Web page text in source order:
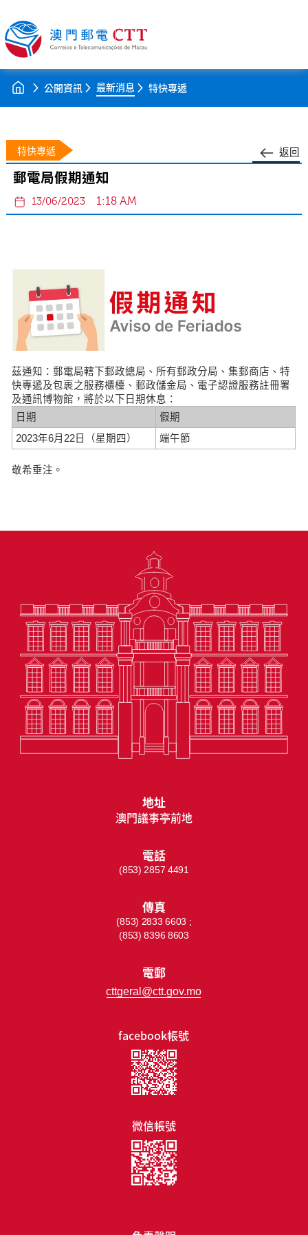
公開資訊 最新消息 特快專遞
返回
特快專遞
郵電局假期通知
13/06/2023 1:18 AM
茲通知：郵電局轄下郵政總局、所有郵政分局、集郵商店、特
快專遞及包裹之服務櫃檯、郵政儲金局、電子認證服務註冊署
及通訊博物館，將於以下日期休息：
日期
假期
2023年6月22日（星期四）
端午節
敬希垂注。
facebook帳號
微信帳號
地址
澳門議事亭前地
電話
(853) 2857 4491
傳真
(853) 2833 6603 ;
(853) 8396 8603
電郵
cttgeral@ctt.gov.mo